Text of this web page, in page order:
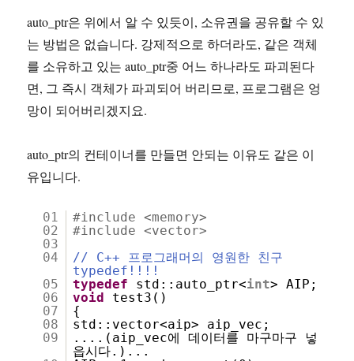
auto_ptr은 위에서 알 수 있듯이, 소유권을 공유할 수 있
는 방법은 없습니다. 강제적으로 하더라도, 같은 객체
를 소유하고 있는 auto_ptr중 어느 하나라도 파괴된다
면, 그 즉시 객체가 파괴되어 버리므로, 프로그램은 엉
망이 되어버리겠지요.
auto_ptr의 컨테이너를 만들면 안되는 이유도 같은 이
유입니다.
01
#include <memory>
02
#include <vector>
03
04
// C++ 프로그래머의 영원한 친구
typedef!!!!
05
typedef std::auto_ptr<int> AIP;
06
void
test3()
07
{
08
std::vector<aip> aip_vec;
09
....(aip_vec에 데이터를 마구마구 넣
읍시다.)...